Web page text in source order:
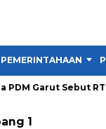
PEMERINTAHAAN
PDM Garut Sebut
1